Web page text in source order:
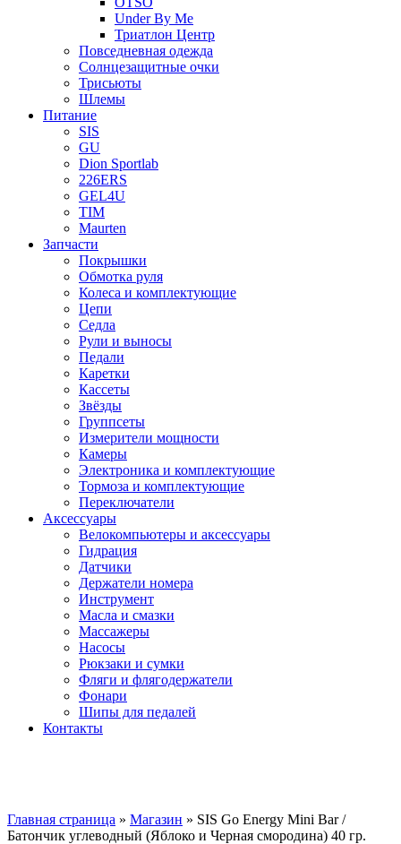
Under By Me
Триатлон Центр
Повседневная одежда
Солнцезащитные очки
Трисьюты
Шлемы
Питание
SIS
GU
Dion Sportlab
226ERS
GEL4U
TIM
Maurten
Запчасти
Покрышки
Обмотка руля
Колеса и комплектующие
Цепи
Седла
Рули и выносы
Педали
Каретки
Кассеты
Звёзды
Группсеты
Измерители мощности
Камеры
Электроника и комплектующие
Тормоза и комплектующие
Переключатели
Аксессуары
Велокомпьютеры и аксессуары
Гидрация
Датчики
Держатели номера
Инструмент
Масла и смазки
Массажеры
Насосы
Рюкзаки и сумки
Фляги и флягодержатели
Фонари
Шипы для педалей
Контакты
Главная страница » Магазин » SIS Go Energy Mini Bar /
Батончик углеводный (Яблоко и Черная смородина) 40 гр.